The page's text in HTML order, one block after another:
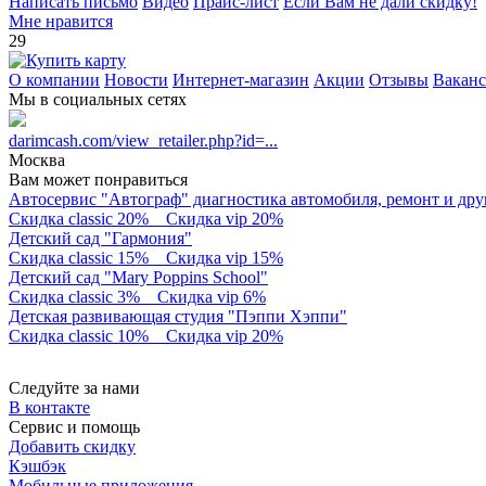
Мне нравится
29
О компании Новости Интернет-магазин Акции Отзывы
Мы в социальных сетях
darimcash.com/view_retailer.php?id=...
Москва
Вам может понравиться
Автосервис "Автограф" диагностика автомобиля, ремонт и
Скидка classic 20%
Скидка vip 20%
Детский сад "Гармония"
Скидка classic 15%
Скидка vip 15%
Детский сад "Mary Poppins School"
Скидка classic 3%
Скидка vip 6%
Детская развивающая студия "Пэппи Хэппи"
Скидка classic 10%
Скидка vip 20%
Следуйте за нами
В контакте
Сервис и помощь
Добавить скидку
Кэшбэк